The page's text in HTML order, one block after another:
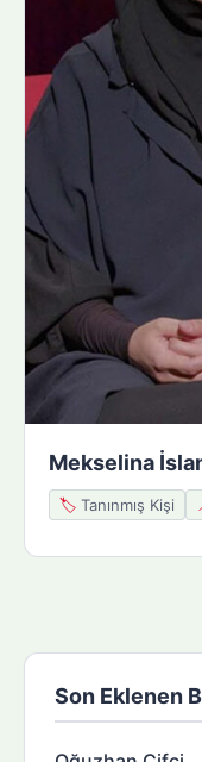
Mekselina
🏷️ Tanınmış Kişi
Son Eklenen